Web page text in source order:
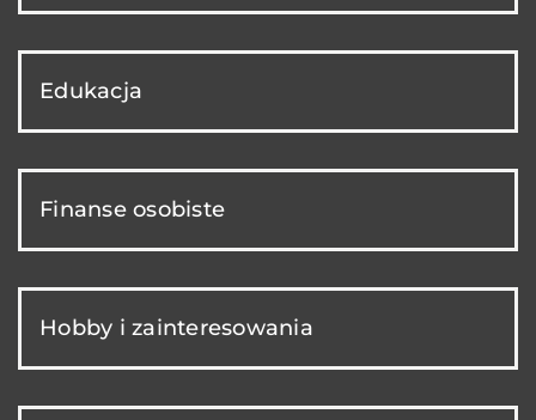
Edukacja
Finanse osobiste
Hobby i zainteresowania